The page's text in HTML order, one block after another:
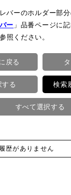
ーのホルダー部分
ー 」品番ページに
照ください。
戻る
る 検索
すべて選択する